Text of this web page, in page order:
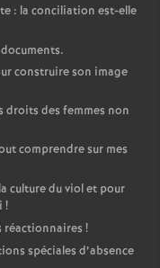
: la conciliation est-elle
construire son image
droits des femmes non
comprendre sur mes
culture du viol et pour
!
réactionnaires !
spéciales d’absence